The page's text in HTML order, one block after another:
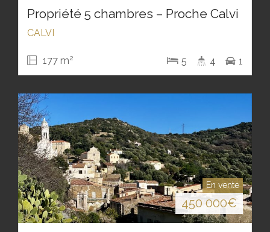
Propriété 5 chambres – Proche Calvi
CALVI
177 m2 5 4 1
En vente
450 000€